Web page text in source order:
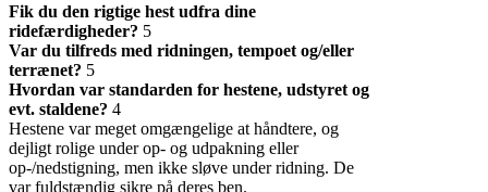
Fik du den rigtige hest udfra dine
ridefærdigheder? 5
Var du tilfreds med ridningen, tempoet og/eller
terrænet? 5
Hvordan var standarden for hestene, udstyret og
evt. staldene? 4
Hestene var meget omgængelige at håndtere, og
dejligt rolige under op- og udpakning eller
op-/nedstigning, men ikke sløve under ridning. De
var fuldstændig sikre på deres ben.